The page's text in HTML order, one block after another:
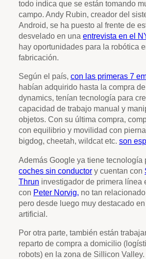
todo indica que se están tomando
campo. Andy Rubin, creador del
Android, se ha puesto al frente de
desvelado en una entrevista en el
hay oportunidades para la robótica
fabricación.
Según el país, con las primeras 7
habían adquirido hasta la compra
dynamics, tenían tecnología para
capacidad de trabajo manual y
objetos. Con su última compra,
con equilibrio y movilidad con
bigdog, cheetah, wildcat etc. son
Además Google ya tiene tecnología
coches sin conductor y cuentan con
Thrun investigador de primera línea
con Peter Norvig, no tan
pero desde luego muy destacado
artificial.
Por otra parte, también están
reparto de compra a domicilio
robots) en la zona de Sillicon